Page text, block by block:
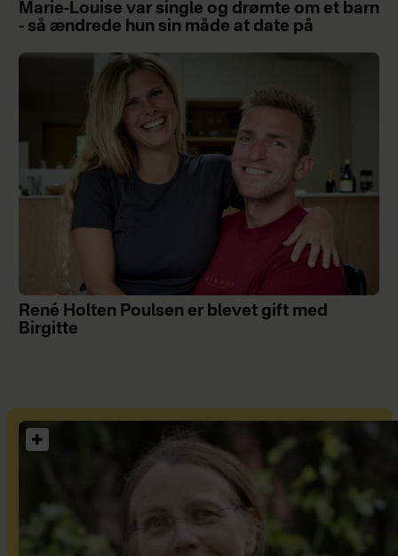
Marie-Louise var single og drømte om et barn
- så ændrede hun sin måde at date på
René Holten Poulsen er blevet gift med
Birgitte